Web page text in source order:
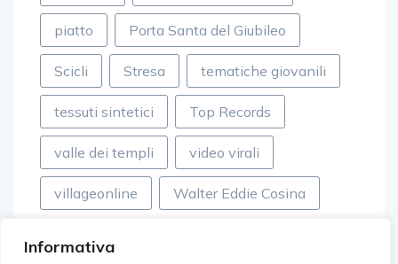
Informativa
piatto Porta Santa del Giubileo
Scicli Stresa tematiche giovanili
tessuti sintetici Top Records
valle dei templi video virali
villageonline Walter Eddie Cosina